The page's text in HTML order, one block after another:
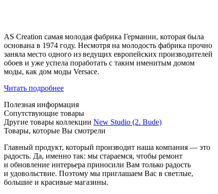
AS Creation самая молодая фабрика Германии, которая была
основана в 1974 году. Несмотря на молодость фабрика прочно
заняла место одного из ведущих европейских производителей
обоев и уже успела поработать с таким именитым домом
моды, как дом моды Versace.
Читать подробнее
Полезная информация
Сопутствующие товары
Другие товары коллекции New Studio (2. Bude)
Товары, которые Вы смотрели
Главный продукт, который производит наша компания — это
радость. Да, именно так: мы стараемся, чтобы ремонт
и обновление интерьера приносили Вам только радость
и удовольствие. Поэтому мы приглашаем Вас в светлые,
большие и красивые магазины.